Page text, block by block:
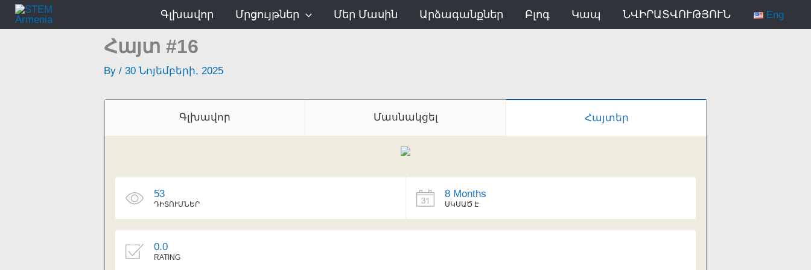
Skip
Գլխավոր Մրցույթներ Մեր Մասին Արձագանքներ Բլոգ Կապ ՆՎԻՐԱՏՎՈՒԹՅՈՒՆ Eng
Հայտ #16
By / 30 Նոյեմբերի, 2025
Գլխավոր Մասնակցել Հայտեր
53
ԴԻՏՈՒՄՆԵՐ
8 Months
ՍԿՍԱԾ Է
0.0
RATING